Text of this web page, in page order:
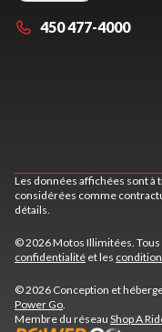
450 477-4000
Les données affichées sont
considérées comme
détails.
© 2026 Motos Illimitées.
confidentialité et les
© 2026 Conception et
Power Go
Membre du réseau Shop A